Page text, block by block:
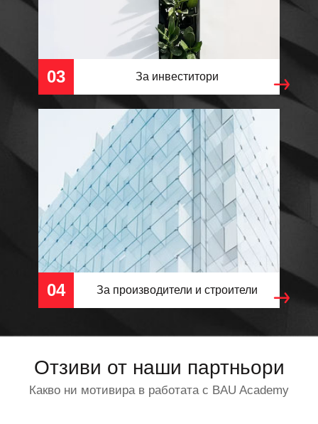
03 За инвеститори
04 За производители и строители
Отзиви от наши партньори
Какво ни мотивира в работата с BAU Academy